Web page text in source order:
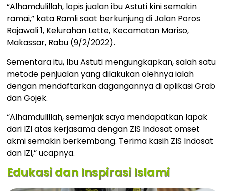
“Alhamdulillah, lopis jualan ibu Astuti kini semakin
ramai,” kata Ramli saat berkunjung di Jalan Poros
Rajawali 1, Kelurahan Lette, Kecamatan Mariso,
Makassar, Rabu (9/2/2022).
Sementara itu, Ibu Astuti mengungkapkan, salah satu
metode penjualan yang dilakukan olehnya ialah
dengan mendaftarkan dagangannya di aplikasi Grab
dan Gojek.
“Alhamdulillah, semenjak saya mendapatkan lapak
dari IZI atas kerjasama dengan ZIS Indosat omset
akmi semakin berkembang. Terima kasih ZIS Indosat
dan IZI,” ucapnya.
Edukasi dan Inspirasi Islami